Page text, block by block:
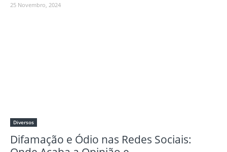
25 Novembro, 2024
Diversos
Difamação e Ódio nas Redes Sociais: